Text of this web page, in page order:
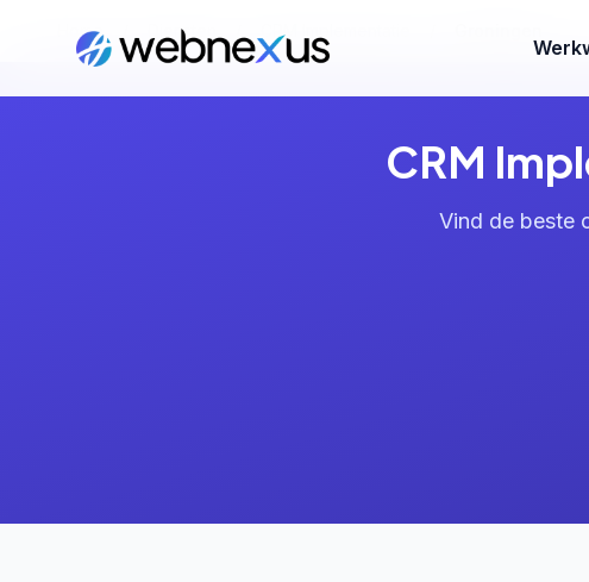
Home Diensten CRM Implementatie
CRM
Vind de beste